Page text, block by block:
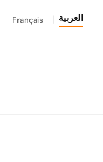
العربية Français